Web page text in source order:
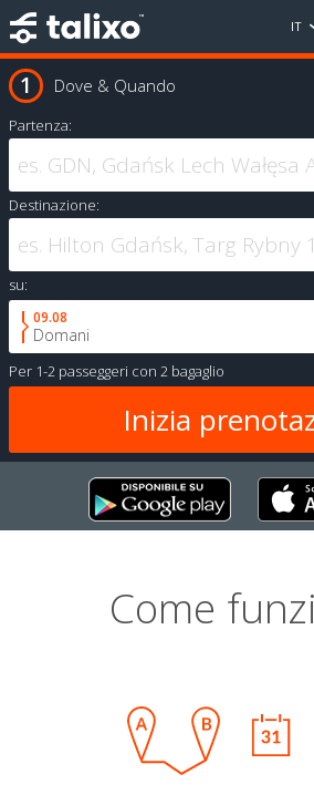
IT
Dove & Quando
Partenza:
Destinazione:
su:
09.08
Domani
Per 1-2 passeggeri con 2 bagaglio
Come